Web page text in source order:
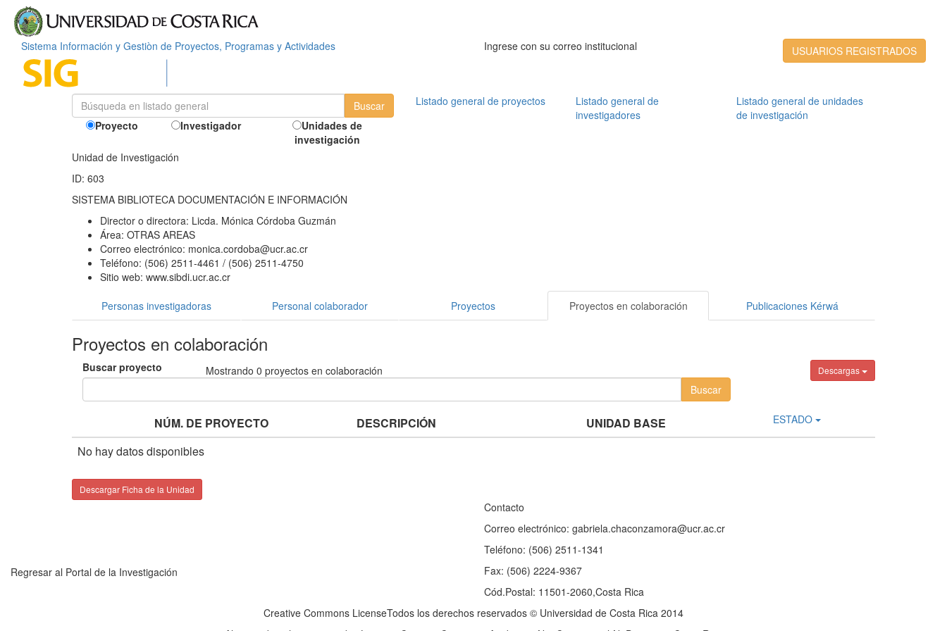
Sistema Información y Gestiòn de Proyectos, Programas y Actividades USUARIOS REGISTRADOS
Ingrese con su correo institucional
Proyecto Investigador
Unidades de
investigación
Listado general de proyectos
Listado general de
investigadores
Listado general de unidades
de investigación
Unidad de Investigación
ID: 603
SISTEMA BIBLIOTECA DOCUMENTACIÓN E INFORMACIÓN
Director o directora: Licda. Mónica Córdoba Guzmán
Área: OTRAS AREAS
Correo electrónico: monica.cordoba@ucr.ac.cr
Teléfono: (506) 2511-4461 / (506) 2511-4750
Sitio web: www.sibdi.ucr.ac.cr
Personas investigadoras Personal colaborador Proyectos Proyectos en colaboración Publicaciones Kérwá
Proyectos en colaboración
Descargas
Buscar proyecto Mostrando 0 proyectos en colaboración
NÚM. DE PROYECTO DESCRIPCIÓN UNIDAD BASE ESTADO
No hay datos disponibles
Descargar Ficha de la Unidad
Regresar al Portal de la Investigación
Contacto
Correo electrónico: gabriela.chaconzamora@ucr.ac.cr
Teléfono: (506) 2511-1341
Fax: (506) 2224-9367
Cód.Postal: 11501-2060,Costa Rica
Creative Commons LicenseTodos los derechos reservados © Universidad de Costa Rica 2014